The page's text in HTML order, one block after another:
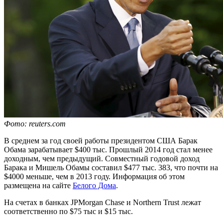
Фото: reuters.com
В среднем за год своей работы президентом США Барак
Обама зарабатывает $400 тыс. Прошлый 2014 год стал менее
доходным, чем предыдущий. Совместный годовой доход
Барака и Мишель Обамы составил $477 тыс. 383, что почти на
$4000 меньше, чем в 2013 году. Информация об этом
размещена на сайте Белого Дома.
На счетах в банках JPMorgan Chase и Northern Trust лежат
соответственно по $75 тыс и $15 тыс.